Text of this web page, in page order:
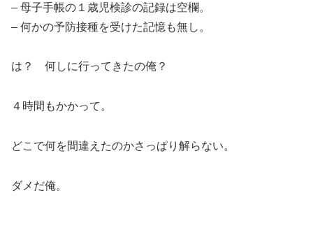
– 母子手帳の１歳児検診の記録は空欄。
– 何かの予防接種を受けた記憶も無し。
は？ 何しに行ってきたの俺？
４時間もかかって。
どこで何を間違えたのかさっぱり解らない。
ダメだ俺。